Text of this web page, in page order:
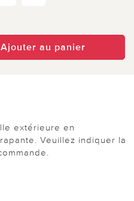
Ajouter au panier
extérieure en
Veuillez indiquer la